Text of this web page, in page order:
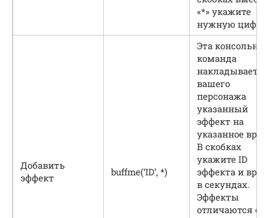
«*» укажите
нужную цифру.
Добавить
эффект
buffme(‘ID’, *)
Эта консольная
команда
накладывает
вашего
персонажа
указанный
эффект на
указанное
В скобках
укажите ID
эффекта и
в секундах.
Эффекты
отличаются от